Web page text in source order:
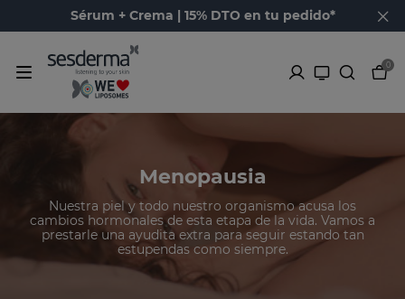
Sérum + Crema | 15% DTO en tu pedido*
0
Menopausia
Nuestra piel y todo nuestro organismo acusa los
cambios hormonales de esta etapa de la vida. Vamos a
prestarle una ayudita extra para seguir estando tan
estupendas como siempre.